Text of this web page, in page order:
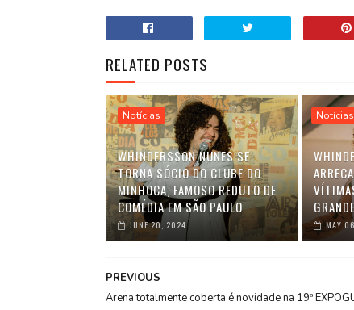
RELATED POSTS
Notícias
WHINDERSSON NUNES SE
TORNA SÓCIO DO CLUBE DO
MINHOCA, FAMOSO REDUTO DE
COMÉDIA EM SÃO PAULO
JUNE 20, 2024
Notícias
MAY
PREVIOUS
Arena totalmente coberta é novidade na 19ª